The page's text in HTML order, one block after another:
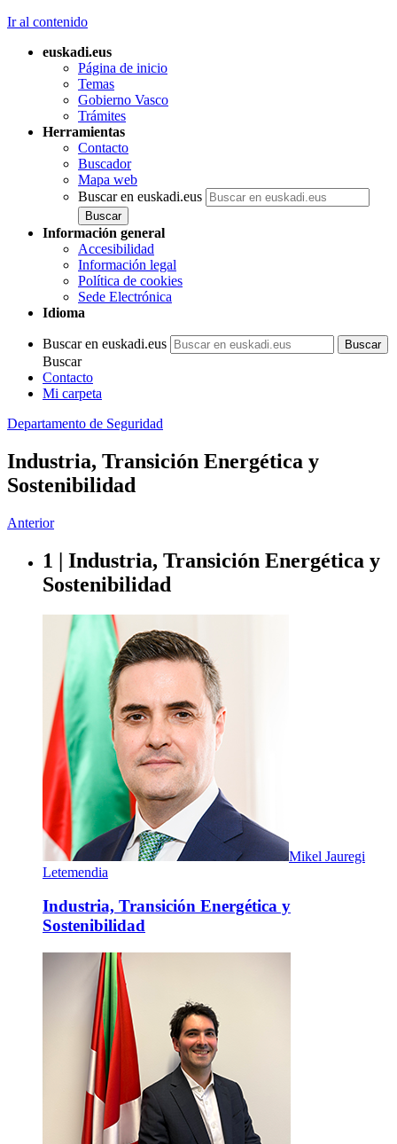
Ir al contenido
euskadi.eus
Página de inicio
Temas
Gobierno Vasco
Trámites
Herramientas
Contacto
Buscador
Mapa web
Buscar en euskadi.eus
Información general
Accesibilidad
Información legal
Política de cookies
Sede Electrónica
Idioma
Buscar en euskadi.eus
Buscar
Contacto
Mi carpeta
Departamento de Seguridad
Industria, Transición Energética y
Sostenibilidad
Anterior
1 | Industria, Transición Energética y
Sostenibilidad
Mikel Jauregi
Letemendia
Industria, Transición Energética y
Sostenibilidad